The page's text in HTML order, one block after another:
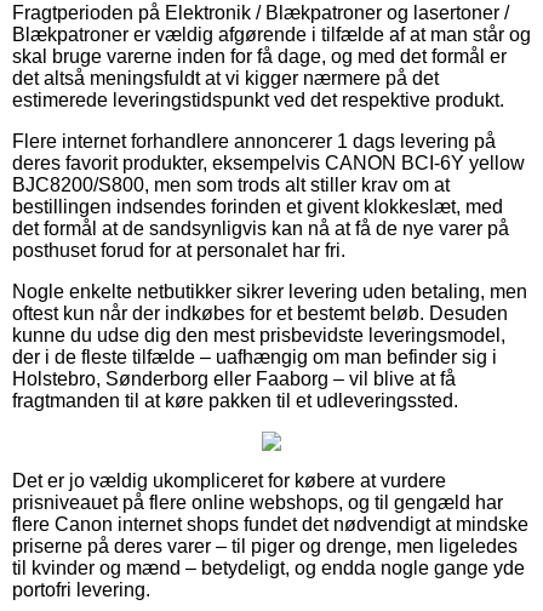
Fragtperioden på Elektronik / Blækpatroner og lasertoner /
Blækpatroner er vældig afgørende i tilfælde af at man står og
skal bruge varerne inden for få dage, og med det formål er
det altså meningsfuldt at vi kigger nærmere på det
estimerede leveringstidspunkt ved det respektive produkt.
Flere internet forhandlere annoncerer 1 dags levering på
deres favorit produkter, eksempelvis CANON BCI-6Y yellow
BJC8200/S800, men som trods alt stiller krav om at
bestillingen indsendes forinden et givent klokkeslæt, med
det formål at de sandsynligvis kan nå at få de nye varer på
posthuset forud for at personalet har fri.
Nogle enkelte netbutikker sikrer levering uden betaling, men
oftest kun når der indkøbes for et bestemt beløb. Desuden
kunne du udse dig den mest prisbevidste leveringsmodel,
der i de fleste tilfælde – uafhængig om man befinder sig i
Holstebro, Sønderborg eller Faaborg – vil blive at få
fragtmanden til at køre pakken til et udleveringssted.
Det er jo vældig ukompliceret for købere at vurdere
prisniveauet på flere online webshops, og til gengæld har
flere Canon internet shops fundet det nødvendigt at mindske
priserne på deres varer – til piger og drenge, men ligeledes
til kvinder og mænd – betydeligt, og endda nogle gange yde
portofri levering.